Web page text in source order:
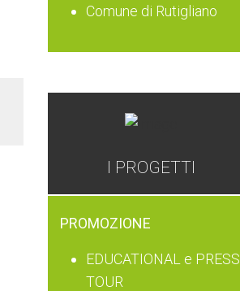
Comune di Rutigliano
I PROGETTI
PROMOZIONE
EDUCATIONAL e PRESS
TOUR